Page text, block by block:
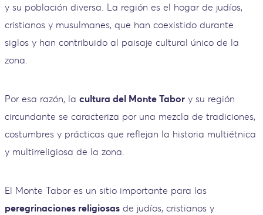
y su población diversa. La región es el hogar de judíos,
cristianos y musulmanes, que han coexistido durante
siglos y han contribuido al paisaje cultural único de la
zona.
Por esa razón, la cultura del Monte Tabor y su región
circundante se caracteriza por una mezcla de tradiciones,
costumbres y prácticas que reflejan la historia multiétnica
y multirreligiosa de la zona.
El Monte Tabor es un sitio importante para las
peregrinaciones religiosas de judíos, cristianos y